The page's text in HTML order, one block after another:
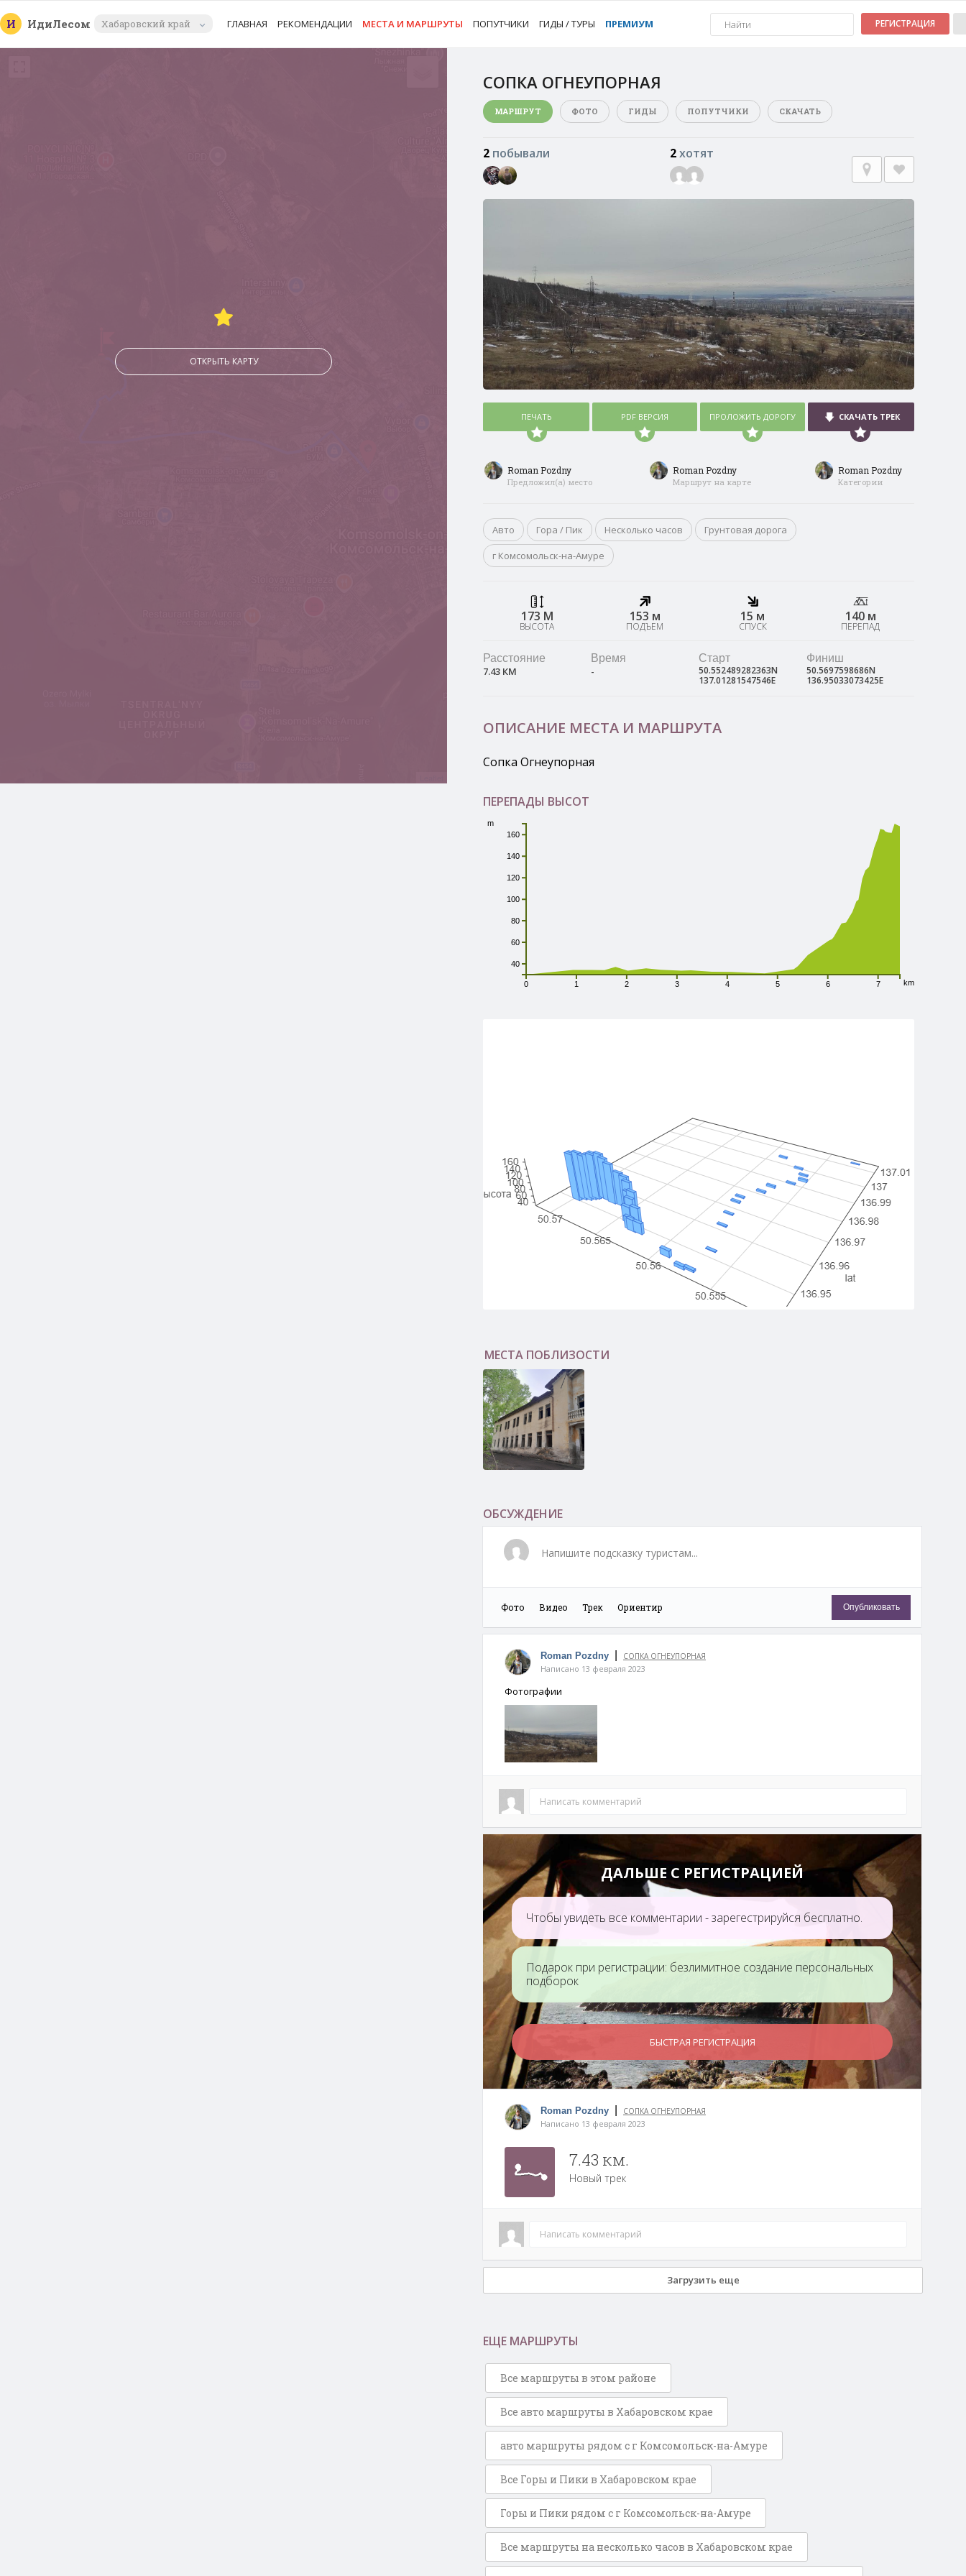
И ИдиЛесом Хабаровский край ГЛАВНАЯ РЕКОМЕНДАЦИИ МЕСТА И МАРШРУТЫ ПОПУТЧИКИ ГИДЫ / ТУРЫ ПРЕМИУМ РЕГИСТРАЦИЯ
ОТКРЫТЬ КАРТУ
СОПКА ОГНЕУПОРНАЯ
МАРШРУТ ФОТО ГИДЫ ПОПУТЧИКИ СКАЧАТЬ
2 побывали 2хотят
ПЕЧАТЬ PDF ВЕРСИЯ ПРОЛОЖИТЬ ДОРОГУ СКАЧАТЬ ТРЕК
Roman Pozdny
Предложил(а) место
Roman Pozdny
Маршрут на карте
Roman Pozdny
Категории
Авто Гора / Пик Несколько часов
Грунтовая дорога
г Комсомольск-на-Амуре
173 М
ВЫСОТА
153 м
ПОДЪЕМ
15 м
СПУСК
140 м
ПЕРЕПАД
Расстояние
7.43 КМ
Время
-
Старт
50.552489282363N
137.01281547546E
Финиш
50.5697598686N
136.95033073425E
ОПИСАНИЕ МЕСТА И МАРШРУТА
Сопка Огнеупорная
ПЕРЕПАДЫ ВЫСОТ
0 1 2 3 4 5 6 7 km
40
60
80
100
120
140
160
m
МЕСТА ПОБЛИЗОСТИ
ОБСУЖДЕНИЕ
Напишите подсказку туристам...
Фото Видео Трек Ориентир Опубликовать
Roman Pozdny СОПКА ОГНЕУПОРНАЯ
Написано 13 февраля 2023
Фотографии
Написать комментарий
ДАЛЬШЕ С РЕГИСТРАЦИЕЙ
Чтобы увидеть все комментарии - зарегестрируйся бесплатно.
Подарок при регистрации: безлимитное создание персональных
подборок
БЫСТРАЯ РЕГИСТРАЦИЯ
Roman Pozdny СОПКА ОГНЕУПОРНАЯ
Написано 13 февраля 2023
7.43 км.
Новый трек
Написать комментарий
Загрузить еще
ЕЩЕ МАРШРУТЫ
Все маршруты в этом районе
Все авто маршруты в Хабаровском крае
авто маршруты рядом с г Комсомольск-на-Амуре
Все Горы и Пики в Хабаровском крае
Горы и Пики рядом с г Комсомольск-на-Амуре
Все маршруты на несколько часов в Хабаровском крае